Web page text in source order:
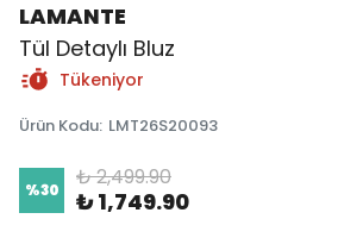
LAMANTE
Tül Detaylı Bluz
Tükeniyor
Ürün Kodu: LMT26S20093
%30 ₺ 2,499.90
₺ 1,749.90